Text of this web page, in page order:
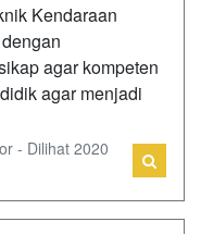
Kendaraan
agar kompeten
agar menjadi
- Dilihat 2020